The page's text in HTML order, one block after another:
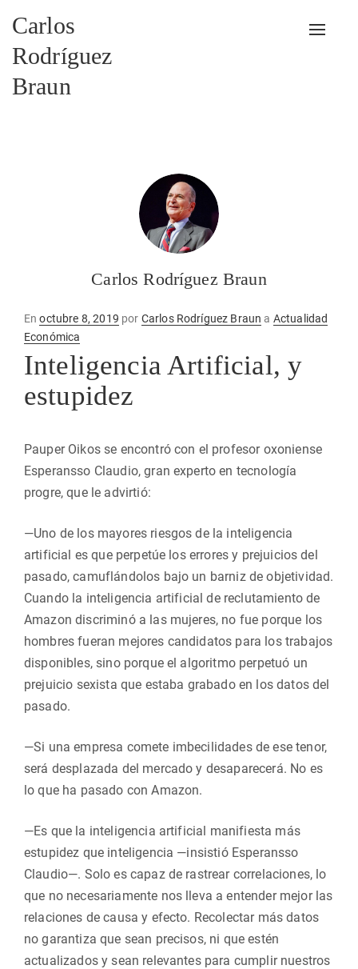
Carlos
Rodríguez
Braun
Carlos Rodríguez Braun
EnPublicado
en
octubre 8, 2019 por Carlos Rodríguez Braun a Actualidad
Económica
Inteligencia Artificial, y
estupidez
Pauper Oikos se encontró con el profesor oxoniense
Esperansso Claudio, gran experto en tecnología
progre, que le advirtió:
—Uno de los mayores riesgos de la inteligencia
artificial es que perpetúe los errores y prejuicios del
pasado, camuflándolos bajo un barniz de objetividad.
Cuando la inteligencia artificial de reclutamiento de
Amazon discriminó a las mujeres, no fue porque los
hombres fueran mejores candidatos para los trabajos
disponibles, sino porque el algoritmo perpetuó un
prejuicio sexista que estaba grabado en los datos del
pasado.
—Si una empresa comete imbecilidades de ese tenor,
será desplazada del mercado y desaparecerá. No es
lo que ha pasado con Amazon.
—Es que la inteligencia artificial manifiesta más
estupidez que inteligencia —insistió Esperansso
Claudio—. Solo es capaz de rastrear correlaciones, lo
que no necesariamente nos lleva a entender mejor las
relaciones de causa y efecto. Recolectar más datos
no garantiza que sean precisos, ni que estén
actualizados y sean relevantes para cumplir nuestros